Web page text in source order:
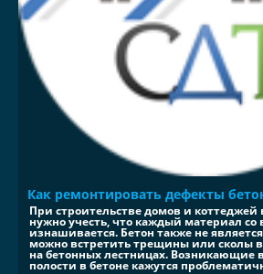
Как ремонтировать дефекты
При строительстве домов и коттеджей
нужно учесть, что каждый материал
изнашивается. Бетон также не
можно встретить трещины или сколы
на бетонных лестницах. Возникающие
полости в бетоне кажутся